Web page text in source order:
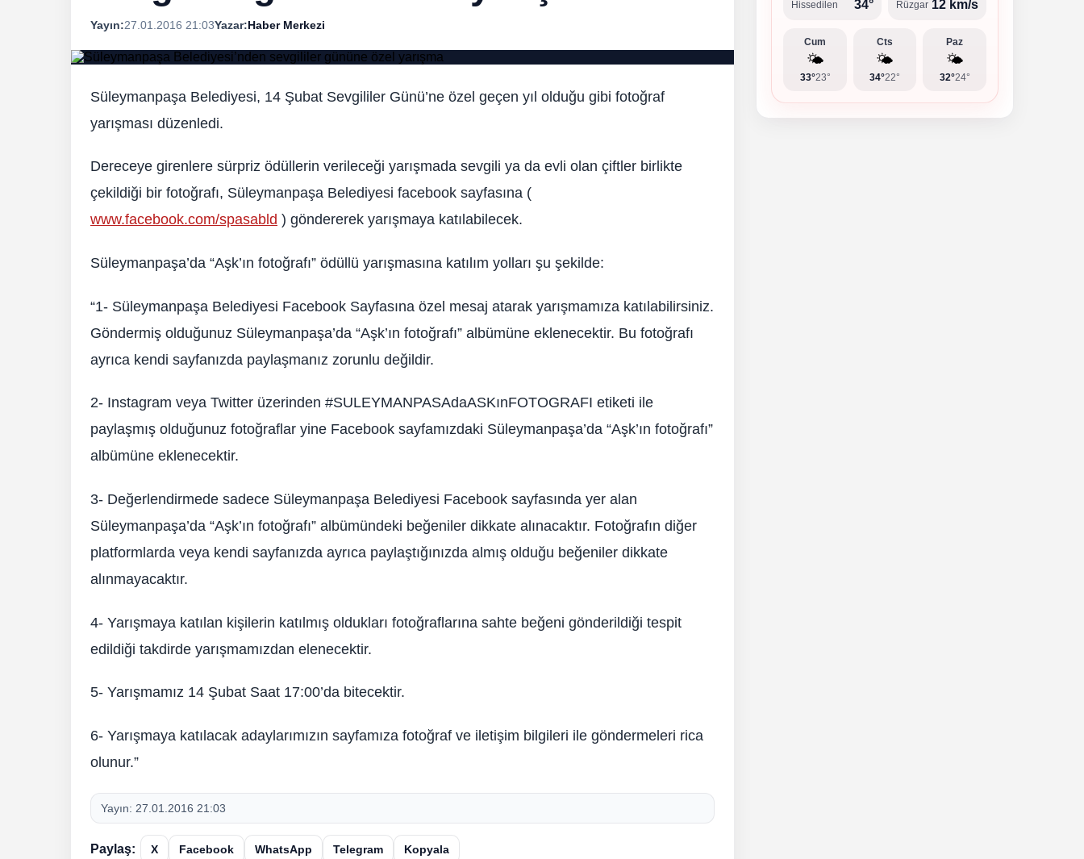
Yayın:27.01.2016 21:03Yazar:Haber Merkezi
Süleymanpaşa Belediyesi, 14 Şubat Sevgililer Günü’ne özel geçen yıl olduğu gibi fotoğraf
yarışması düzenledi.
Dereceye girenlere sürpriz ödüllerin verileceği yarışmada sevgili ya da evli olan çiftler birlikte
çekildiği bir fotoğrafı, Süleymanpaşa Belediyesi facebook sayfasına (
www.facebook.com/spasabld ) göndererek yarışmaya katılabilecek.
Süleymanpaşa’da “Aşk’ın fotoğrafı” ödüllü yarışmasına katılım yolları şu şekilde:
“1- Süleymanpaşa Belediyesi Facebook Sayfasına özel mesaj atarak yarışmamıza katılabilirsiniz.
Göndermiş olduğunuz Süleymanpaşa’da “Aşk’ın fotoğrafı” albümüne eklenecektir. Bu fotoğrafı
ayrıca kendi sayfanızda paylaşmanız zorunlu değildir.
2- Instagram veya Twitter üzerinden ‪#‎SULEYMANPASAdaASKınFOTOGRAFI etiketi ile
paylaşmış olduğunuz fotoğraflar yine Facebook sayfamızdaki Süleymanpaşa’da “Aşk’ın fotoğrafı”
albümüne eklenecektir.
3- Değerlendirmede sadece Süleymanpaşa Belediyesi Facebook sayfasında yer alan
Süleymanpaşa’da “Aşk’ın fotoğrafı” albümündeki beğeniler dikkate alınacaktır. Fotoğrafın diğer
platformlarda veya kendi sayfanızda ayrıca paylaştığınızda almış olduğu beğeniler dikkate
alınmayacaktır.
4- Yarışmaya katılan kişilerin katılmış oldukları fotoğraflarına sahte beğeni gönderildiği tespit
edildiği takdirde yarışmamızdan elenecektir.
5- Yarışmamız 14 Şubat Saat 17:00’da bitecektir.
6- Yarışmaya katılacak adaylarımızın sayfamıza fotoğraf ve iletişim bilgileri ile göndermeleri rica
olunur.”
Yayın: 27.01.2016 21:03
Paylaş: X Facebook WhatsApp Telegram Kopyala
Hissedilen 34° Rüzgar 12 km/s
Cum
🌤️
33°23°
Cts
🌤️
34°22°
Paz
🌤️
32°24°